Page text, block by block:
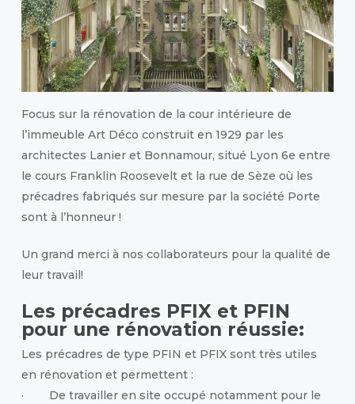
Focus sur la rénovation de la cour intérieure de
l’immeuble Art Déco construit en 1929 par les
architectes Lanier et Bonnamour, situé Lyon 6e entre
le cours Franklin Roosevelt et la rue de Sèze où les
précadres fabriqués sur mesure par la société Porte
sont à l’honneur !
Un grand merci à nos collaborateurs pour la qualité de
leur travail!
Les précadres PFIX et PFIN
pour une rénovation réussie:
Les précadres de type PFIN et PFIX sont très utiles
en rénovation et permettent :
· De travailler en site occupé notamment pour le